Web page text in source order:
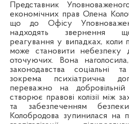
Представник
економічних прав Олена
що до Офісу
надходять звернення
реагування у випадках, коли
може становити
оточуючих. Вона
законодавства соціальні
зокрема психіатрична
переважно на
створює правові колізії між
та забезпеченням
Колобродова зупинилася на